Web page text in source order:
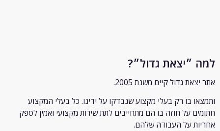
גדול״?
גדול קיים משנת 2005.
בו רקבעלי מקצוע שנבדקו על ידינו. כל בעלי המקצוע
על חוזה בו הם מתחייבים לתת שירות מקצועי ואמין לספק
על העבודה שלהם.